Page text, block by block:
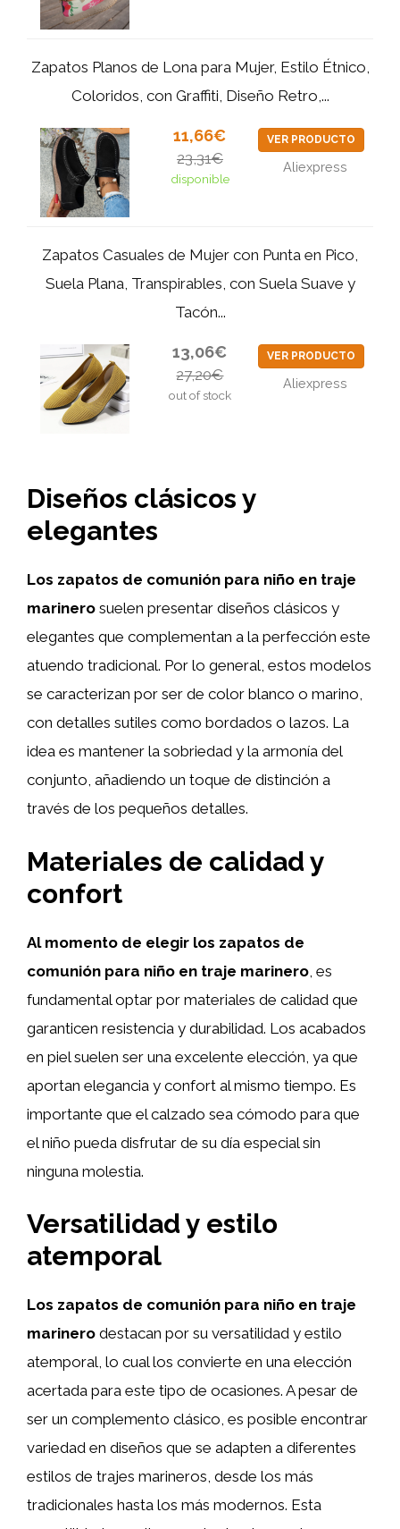
Zapatos Planos de Lona para Mujer, Estilo Étnico,
Coloridos, con Graffiti, Diseño Retro,...
11,66€
23,31€
disponible
VER PRODUCTO
Aliexpress
Zapatos Casuales de Mujer con Punta en Pico,
Suela Plana, Transpirables, con Suela Suave y
Tacón...
13,06€
27,20€
out of stock
VER PRODUCTO
Aliexpress
Diseños clásicos y
elegantes
Los zapatos de comunión para niño en traje
marinero suelen presentar diseños clásicos y
elegantes que complementan a la perfección este
atuendo tradicional. Por lo general, estos modelos
se caracterizan por ser de color blanco o marino,
con detalles sutiles como bordados o lazos. La
idea es mantener la sobriedad y la armonía del
conjunto, añadiendo un toque de distinción a
través de los pequeños detalles.
Materiales de calidad y
confort
Al momento de elegir los zapatos de
comunión para niño en traje marinero , es
fundamental optar por materiales de calidad que
garanticen resistencia y durabilidad. Los acabados
en piel suelen ser una excelente elección, ya que
aportan elegancia y confort al mismo tiempo. Es
importante que el calzado sea cómodo para que
el niño pueda disfrutar de su día especial sin
ninguna molestia.
Versatilidad y estilo
atemporal
Los zapatos de comunión para niño en traje
marinero destacan por su versatilidad y estilo
atemporal, lo cual los convierte en una elección
acertada para este tipo de ocasiones. A pesar de
ser un complemento clásico, es posible encontrar
variedad en diseños que se adapten a diferentes
estilos de trajes marineros, desde los más
tradicionales hasta los más modernos. Esta